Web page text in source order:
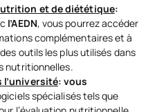
et de diététique:
l’AEDN, vous pourrez accéder
complémentaires et à
des outils les plus utilisés dans
nutritionnelles.
: vous
spécialisés tels que